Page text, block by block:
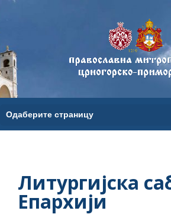
Литургијска
Епархији